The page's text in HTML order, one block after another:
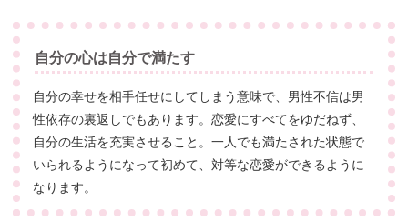
自分の心は自分で満たす
自分の幸せを相手任せにしてしまう意味で、男性不信は男
性依存の裏返しでもあります。恋愛にすべてをゆだねず、
自分の生活を充実させること。一人でも満たされた状態で
いられるようになって初めて、対等な恋愛ができるように
なります。